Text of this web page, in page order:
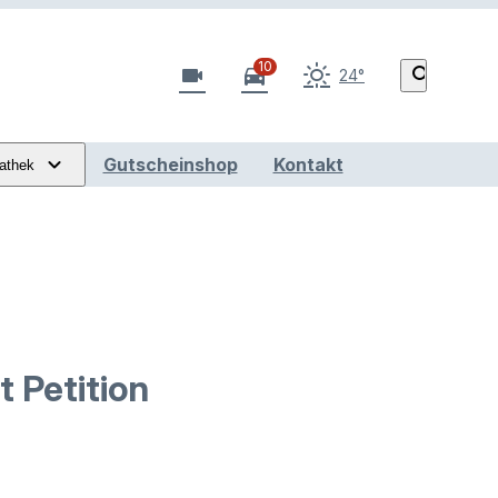
videocam directions_car
10 24° search
Gutscheinshop Kontakt
Petition